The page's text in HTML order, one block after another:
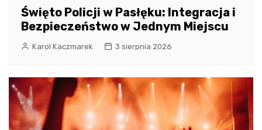
Święto Policji w Pasłęku: Integracja i
Bezpieczeństwo w Jednym Miejscu
Karol Kaczmarek 3 sierpnia 2026